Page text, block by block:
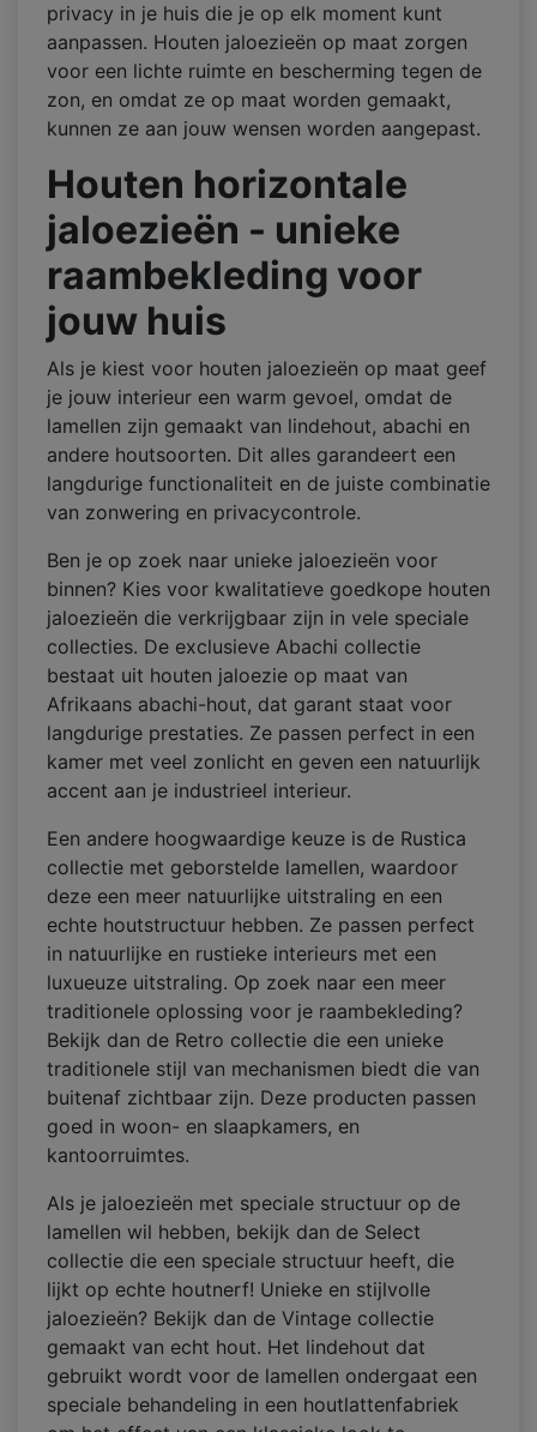
privacy in je huis die je op elk moment kunt
aanpassen. Houten jaloezieën op maat zorgen
voor een lichte ruimte en bescherming tegen de
zon, en omdat ze op maat worden gemaakt,
kunnen ze aan jouw wensen worden aangepast.
Houten horizontale
jaloezieën - unieke
raambekleding voor
jouw huis
Als je kiest voor houten jaloezieën op maat geef
je jouw interieur een warm gevoel, omdat de
lamellen zijn gemaakt van lindehout, abachi en
andere houtsoorten. Dit alles garandeert een
langdurige functionaliteit en de juiste combinatie
van zonwering en privacycontrole.
Ben je op zoek naar unieke jaloezieën voor
binnen? Kies voor kwalitatieve goedkope houten
jaloezieën die verkrijgbaar zijn in vele speciale
collecties. De exclusieve Abachi collectie
bestaat uit houten jaloezie op maat van
Afrikaans abachi-hout, dat garant staat voor
langdurige prestaties. Ze passen perfect in een
kamer met veel zonlicht en geven een natuurlijk
accent aan je industrieel interieur.
Een andere hoogwaardige keuze is de Rustica
collectie met geborstelde lamellen, waardoor
deze een meer natuurlijke uitstraling en een
echte houtstructuur hebben. Ze passen perfect
in natuurlijke en rustieke interieurs met een
luxueuze uitstraling. Op zoek naar een meer
traditionele oplossing voor je raambekleding?
Bekijk dan de Retro collectie die een unieke
traditionele stijl van mechanismen biedt die van
buitenaf zichtbaar zijn. Deze producten passen
goed in woon- en slaapkamers, en
kantoorruimtes.
Als je jaloezieën met speciale structuur op de
lamellen wil hebben, bekijk dan de Select
collectie die een speciale structuur heeft, die
lijkt op echte houtnerf! Unieke en stijlvolle
jaloezieën? Bekijk dan de Vintage collectie
gemaakt van echt hout. Het lindehout dat
gebruikt wordt voor de lamellen ondergaat een
speciale behandeling in een houtlattenfabriek